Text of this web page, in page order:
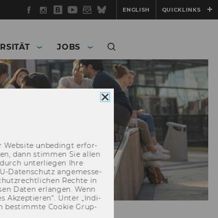
Facebook
Instagram
WU
Blog
YouTube
Newsletter
BlueskyENGLISH QUICKLINKS
JOBS
Cookie
Consent
schließen
Web­site un­be­dingt er­for­
dann stim­men Sie allen
un­ter­lie­gen Ihre
​Datenschutz an­ge­mes­se­
Rech­te in
Daten er­lan­gen. Wenn
Ak­zep­tie­ren“. Unter „In­di­
be­stimm­te Coo­kie Grup­